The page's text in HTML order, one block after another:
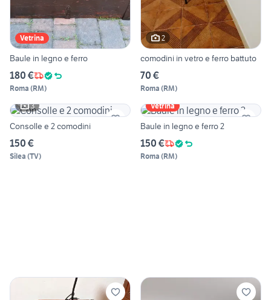
Vetrina
Baule in legno e ferro
180 €
Roma (RM)
2
comodini in vetro e ferro battuto
70 €
Roma (RM)
3
Consolle e 2 comodini
150 €
Silea (TV)
Vetrina
Baule in legno e ferro 2
150 €
Roma (RM)